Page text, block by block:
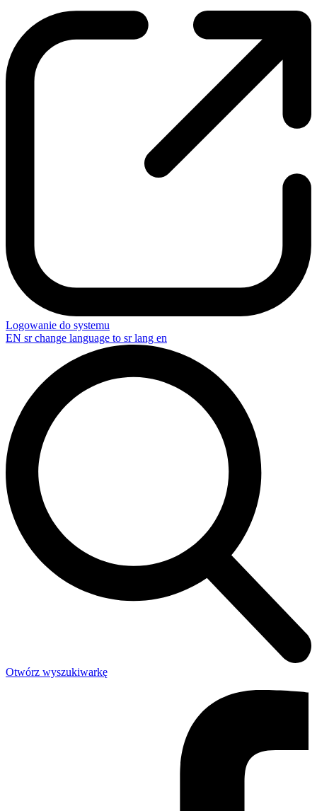
Logowanie do systemu
EN sr change language to sr lang en
Otwórz wyszukiwarkę